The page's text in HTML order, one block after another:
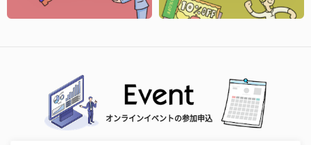
オンラインイベントの参加申込